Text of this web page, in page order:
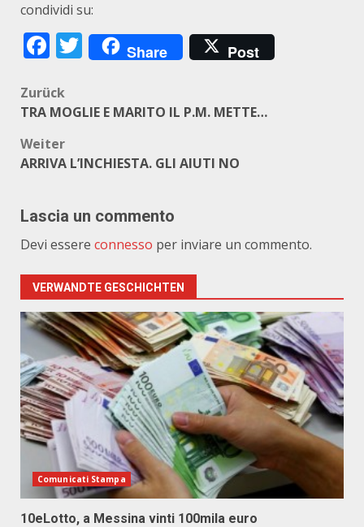
condividi su:
Facebook
Twitter
Share Post
Beitragsnavigation
Zurück
TRA MOGLIE E MARITO IL P.M. METTE…
Weiter
ARRIVA L’INCHIESTA. GLI AIUTI NO
Lascia un commento
Devi essere connesso per inviare un commento.
VERWANDTE GESCHICHTEN
Comunicati Stampa
10eLotto, a Messina vinti 100mila euro